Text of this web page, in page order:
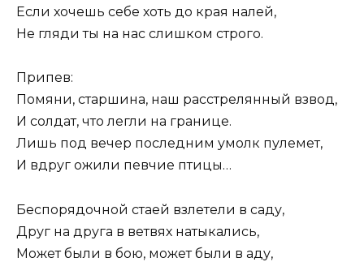
Если хочешь себе хоть до края налей,
Не гляди ты на нас слишком строго.
Припев:
Помяни, старшина, наш расстрелянный взвод,
И солдат, что легли на границе.
Лишь под вечер последним умолк пулемет,
И вдруг ожили певчие птицы…
Беспорядочной стаей взлетели в саду,
Друг на друга в ветвях натыкались,
Может были в бою, может были в аду,